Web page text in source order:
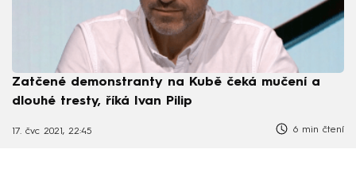
Zatčené demonstranty na Kubě čeká mučení a
dlouhé tresty, říká Ivan Pilip
17. čvc 2021, 22:45 6 min čtení